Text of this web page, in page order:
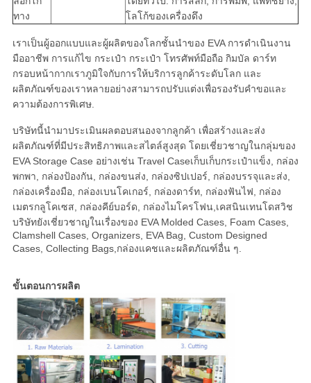
ทาง
โลโก้ของเครื่องดึง
เราเป็นผู้ออกแบบและผู้ผลิตของโลกชั้นนําของ EVA การดําเนินงาน
มืออาชีพ การแก้ไข กระเป๋า กระเป๋า โทรศัพท์มือถือ กิมบัล ดาร์ท
กรอบหน้ากากเราภูมิใจกับการให้บริการลูกค้าระดับโลก และ
ผลิตภัณฑ์ของเราหลายอย่างสามารถปรับแต่งเพื่อรองรับคําขอและ
ความต้องการพิเศษ.
บริษัทนี้นํามาประเมินผลตอบสนองจากลูกค้า เพื่อสร้างและส่ง
ผลิตภัณฑ์ที่มีประสิทธิภาพและสไตล์สูงสุด โดยเชี่ยวชาญในกลุ่มของ
EVA Storage Case อย่างเช่น Travel Caseเก็บเก็บกระเป๋าแข็ง, กล่อง
พกพา, กล่องป้องกัน, กล่องขนส่ง, กล่องซิปเปอร์, กล่องบรรจุและส่ง,
กล่องเครื่องมือ, กล่องเบนโคเกอร์, กล่องดาร์ท, กล่องฟันไฟ, กล่อง
เมตรกลูโคเซส, กล่องคีย์บอร์ด, กล่องไมโครโฟน,เคสนินเทนโดสวิช
บริษัทยังเชี่ยวชาญในเรื่องของ EVA Molded Cases, Foam Cases,
Clamshell Cases, Organizers, EVA Bag, Custom Designed
Cases, Collecting Bags,กล่องแคชและผลิตภัณฑ์อื่น ๆ.
ขั้นตอนการผลิต